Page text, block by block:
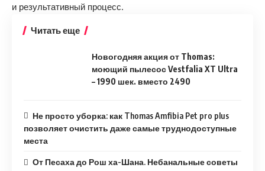
и результативный процесс.
Читать еще
Новогодняя акция от Thomas:
моющий пылесос Vestfalia XT Ultra
– 1990 шек. вместо 2490
Не просто уборка: как Thomas Amfibia Pet pro plus
позволяет очистить даже самые труднодоступные
места
От Песаха до Рош ха-Шана. Небанальные советы